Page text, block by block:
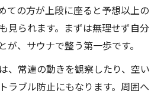
ての方が上段に座ると予想以上の
見られます。まずは無理せず自分
が、サウナで整う第一歩です。
、常連の動きを観察したり、空い
ラブル防止にもなります。周囲へ